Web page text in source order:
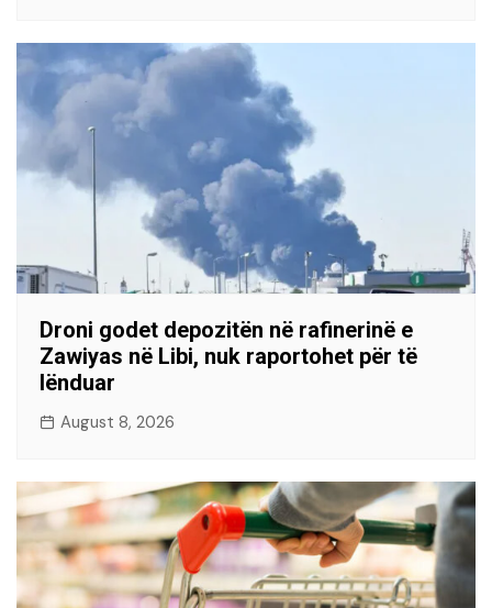
Droni godet depozitën në rafinerinë e
Zawiyas në Libi, nuk raportohet për të
lënduar
August 8, 2026